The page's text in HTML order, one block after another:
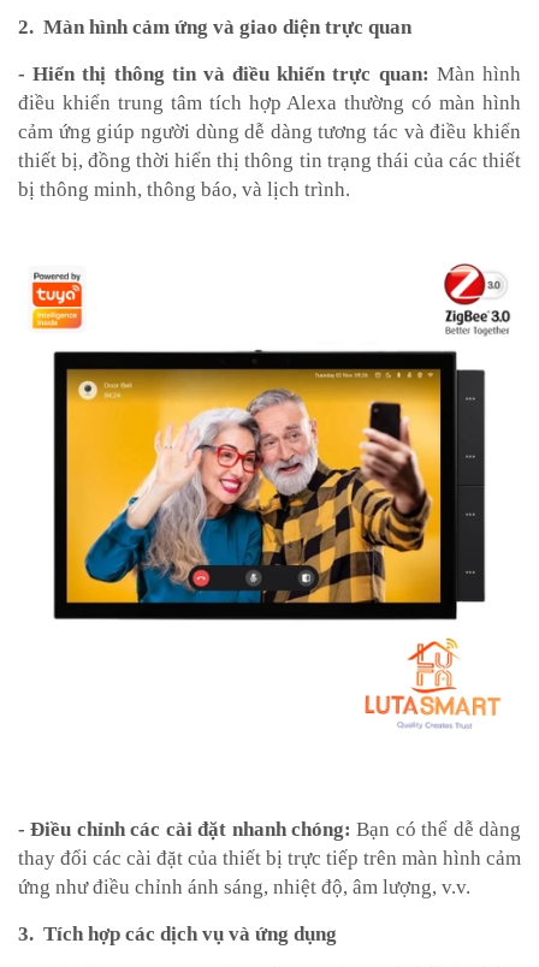
2. Màn hình cảm ứng và giao diện trực quan
- Hiển thị thông tin và điều khiển trực quan: Màn hình
điều khiển trung tâm tích hợp Alexa thường có màn hình
cảm ứng giúp người dùng dễ dàng tương tác và điều khiển
thiết bị, đồng thời hiển thị thông tin trạng thái của các thiết
bị thông minh, thông báo, và lịch trình.
- Điều chỉnh các cài đặt nhanh chóng:Bạn có thể dễ dàng
thay đổi các cài đặt của thiết bị trực tiếp trên màn hình cảm
ứng như điều chỉnh ánh sáng, nhiệt độ, âm lượng, v.v.
3. Tích hợp các dịch vụ và ứng dụng